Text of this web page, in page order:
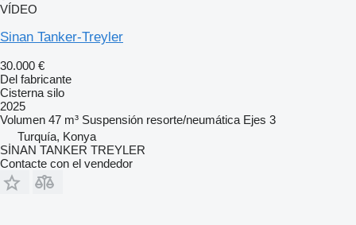
VÍDEO
Sinan Tanker-Treyler
30.000 €
Del fabricante
Cisterna silo
2025
Volumen 47 m³ Suspensión resorte/neumática Ejes 3
Turquía, Konya
SİNAN TANKER TREYLER
Contacte con el vendedor